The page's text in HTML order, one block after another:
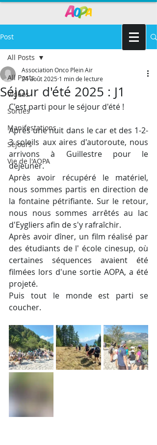
Post
All Posts
Vidéos
Sorties
Manifestations
Séjours
Vie de l'AOPA
All Posts
Séjour d'été 2025 : J1
Association Onco Plein Air
24 août 2025 1 min de lecture
C'est parti pour le séjour d'été !
Après une nuit dans le car et des 1-2-
3 soleils aux aires d'autoroute, nous
arrivons à Guillestre pour le
déjeuner.
Après avoir récupéré le matériel,
nous sommes partis en direction de
la fontaine pétrifiante. Sur le retour,
nous nous sommes arrêtés au lac
d'Eygliers afin de s'y rafraîchir.
Après avoir dîner, un film réalisé par
des étudiants de l' école cinesup, où
certaines séquences avaient été
filmées lors d'une sortie AOPA, a été
projeté.
Puis tout le monde est parti se
coucher.